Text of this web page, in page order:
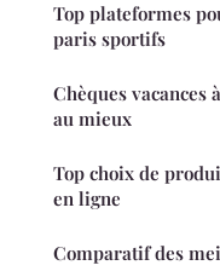
Top plateformes
paris sportifs
Chèques vacances
au mieux
Top choix de
en ligne
Comparatif des